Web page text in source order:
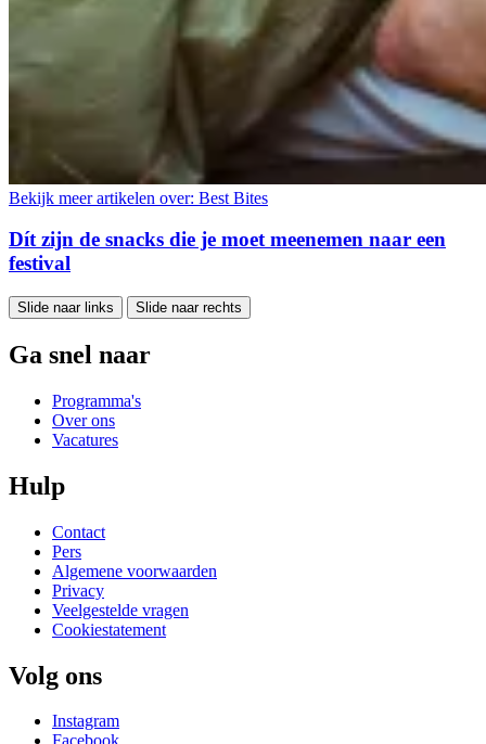
Bekijk meer artikelen over: Best Bites
Dít zijn de snacks die je moet meenemen naar een
festival
Slide naar links Slide naar rechts
Ga snel naar
Programma's
Over ons
Vacatures
Hulp
Contact
Pers
Algemene voorwaarden
Privacy
Veelgestelde vragen
Cookiestatement
Volg ons
Instagram